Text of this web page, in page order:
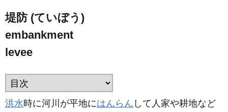
堤防 (ていぼう)
embankment
levee
洪水時に河川が平地にはんらん して人家や耕地など